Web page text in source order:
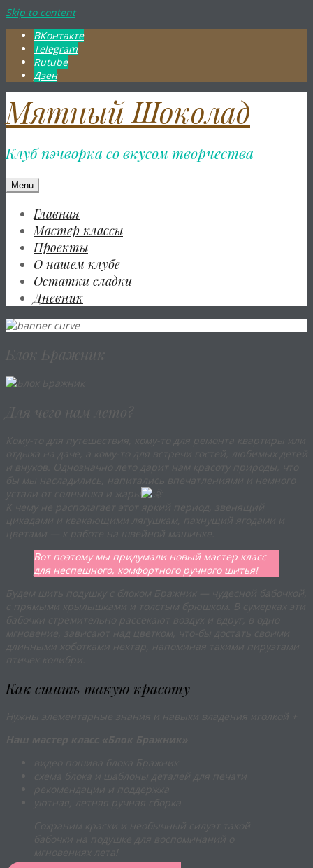
Skip to content
ВКонтакте
Telegram
Rutube
Дзен
Мятный Шоколад
Клуб пэчворка со вкусом творчества
Menu
Главная
Мастер классы
Проекты
О нашем клубе
Остатки сладки
Дневник
Блок Бражник
Для чего нам лето?
Кому-то для путешествия, кому-то для ремонта квартиры или
отдыха на даче, а кому-то для встречи гостей, любимых детей
и внуков. Однозначно лето дарит нам красоту природы, что
бы мы насладились, напитались впечатлениями и немного
устали от солнышка и жары
К чему не располагает этот яркий период, звенящий
цикадами и квакающими лягушкам, пахнущий ягодами и
цветами — к работе на швейной машинке.
Вот поэтому мы придумали новый мастер класс
для неспешного, комфортного ручного шитья!
Будем шить подушку с блоком Бражник — чудесной бабочкой,
с прямыми крылышками и толстым брюшком. В сумерках эти
бабочки стремительно рассекают воздух и вдруг, в одно
мгновение, зависают над цветком, что-бы достать своими
длинными хоботками нектар, напоминая такими пируэтами
птичек колибри.
Как сшить такую красоту
Нужны элементарные знания и навыки владения иголкой +
Наш мастер класс «Блок Бражник»
видео пошива блока Бражник
схема блока и шаблоны деталей для печати
рекомендации и поддержка
уютная, летняя ручная сборка
Сохраним краски и необычный силуэт такой
бабочки на подушке для воспоминаний о
мгновениях лета!